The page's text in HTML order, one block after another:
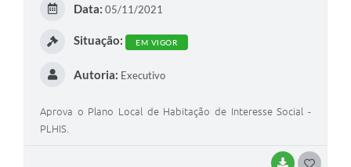
BAIXAR
Data: 05/11/2021
Situação: EM VIGOR
Autoria: Executivo
Aprova o Plano Local de Habitação de Interesse Social -
PLHIS.